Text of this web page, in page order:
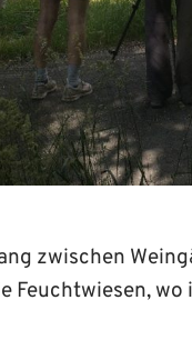
zwischen
Feuchtwiesen,